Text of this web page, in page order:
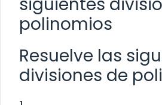
polinomios
Resuelve las
divisiones de